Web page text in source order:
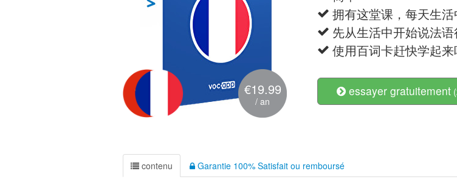
€19.99
/ an
拥有这堂课，每天生
先从生活中开始说法语
使用百词卡赶快学起
essayer gratuitement
contenu Garantie 100% Satisfait ou remboursé